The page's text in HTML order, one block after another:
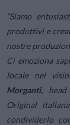
“Siamo
produttivi e
nostre
Ci emoziona
locale nel
Morganti,
Original
condividerlo